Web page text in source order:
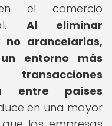
el comercio
Al eliminar
arancelarias,
entorno más
entre países
en una mayor